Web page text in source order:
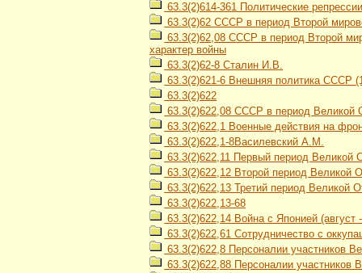
63.3(2)614-361 Политические
63.3(2)62 СССР в период Второй
63.3(2)62,08 СССР в период Второй
характер войны
63.3(2)62-8 Сталин И.В.
63.3(2)621-6 Внешняя политика СССР
63.3(2)622
63.3(2)622,08 СССР в период Великой
63.3(2)622,1 Военные действия на
63.3(2)622,1-8Василевский А.М.
63.3(2)622,11 Первый период Великой
63.3(2)622,12 Второй период Великой
63.3(2)622,13 Третий период Великой
63.3(2)622,13-68
63.3(2)622,14 Война с Японией (август
63.3(2)622,61 Сотрудничество с
63.3(2)622,8 Персоналии участников
63.3(2)622,88 Персоналии участников